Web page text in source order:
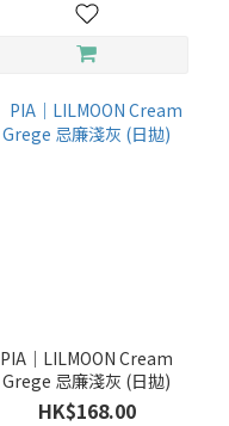
PIA｜LILMOON Cream
Grege 忌廉淺灰 (日拋)
HK$168.00